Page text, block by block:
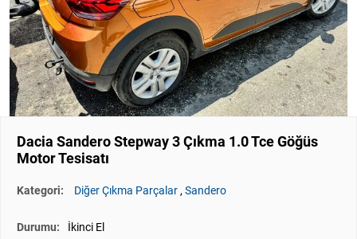
Dacia Sandero Stepway 3 Çıkma 1.0 Tce Göğüs
Motor Tesisatı
Kategori: Diğer Çıkma Parçalar,Sandero
Durumu: İkinci El